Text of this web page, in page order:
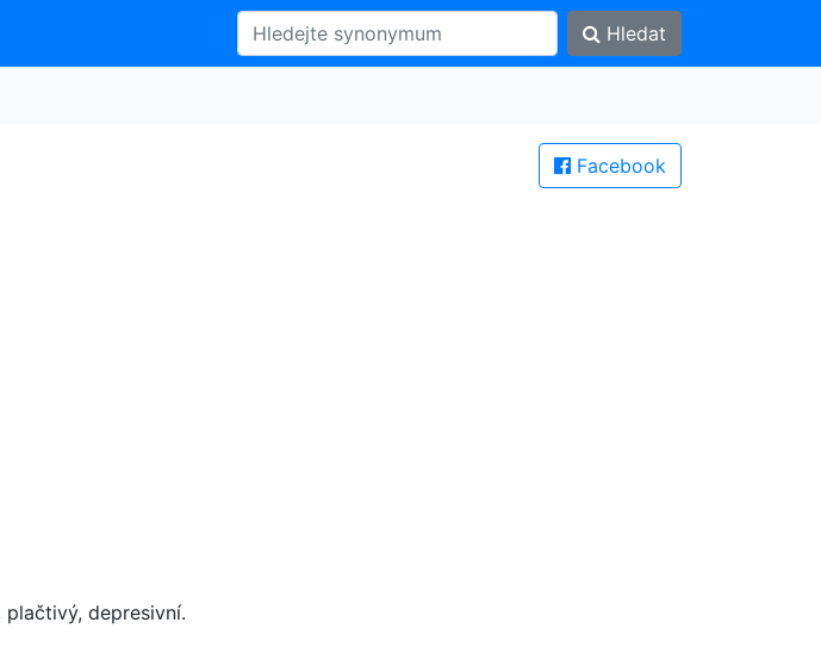
Hledat
Facebook
plačtivý, depresivní.